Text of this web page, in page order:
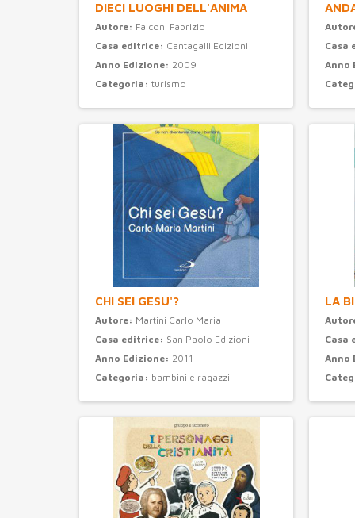
DIECI LUOGHI DELL'ANIMA
Autore: Falconi Fabrizio
Casa editrice: Cantagalli Edizioni
Anno Edizione: 2009
Categoria: turismo
Casa
Anno
CHI SEI GESU'?
Autore: Martini Carlo Maria
Casa editrice: San Paolo Edizioni
Anno Edizione: 2011
Categoria: bambini e ragazzi
LA
Casa
Anno